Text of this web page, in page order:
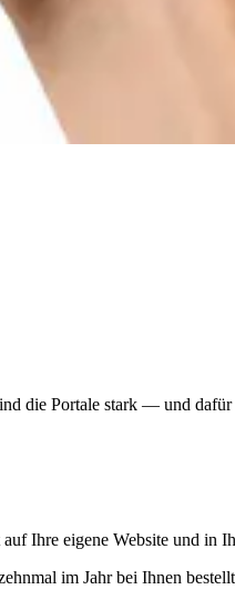
die Portale stark — und
Ihre eigene Website und in
im Jahr bei Ihnen